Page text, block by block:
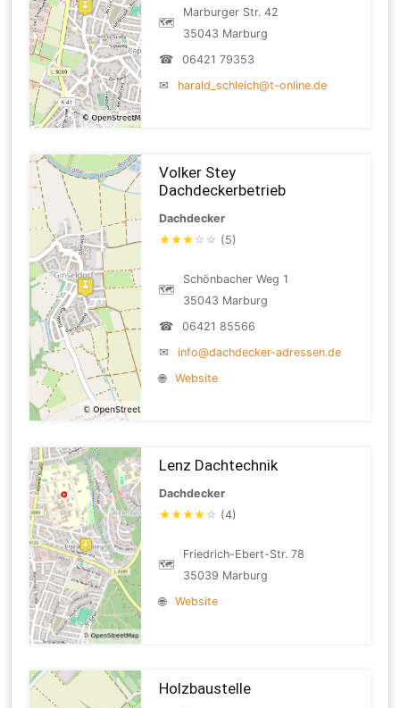
🗺
Marburger Str. 42
35043 Marburg
☎
06421 79353
✉
harald_schleich@t-online.de
Volker Stey
Dachdeckerbetrieb
Dachdecker
★★★ ☆ ☆ (5)
🗺
Schönbacher Weg 1
35043 Marburg
☎
06421 85566
✉
info@dachdecker-adressen.de
🌐
Website
Lenz Dachtechnik
Dachdecker
★★★★ ☆ (4)
🗺
Friedrich-Ebert-Str. 78
35039 Marburg
🌐
Website
Holzbaustelle